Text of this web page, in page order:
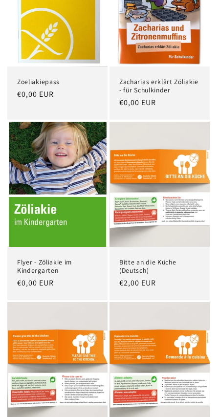
Zoeliakiepass
Normaler
€0,00 EUR
Zacharias erklärt Zöliakie
- für Schulkinder
Normaler
€0,00 EUR
Flyer - Zöliakie im
Kindergarten
Normaler
€0,00 EUR
Bitte an die Küche
(Deutsch)
Normaler
€2,00 EUR